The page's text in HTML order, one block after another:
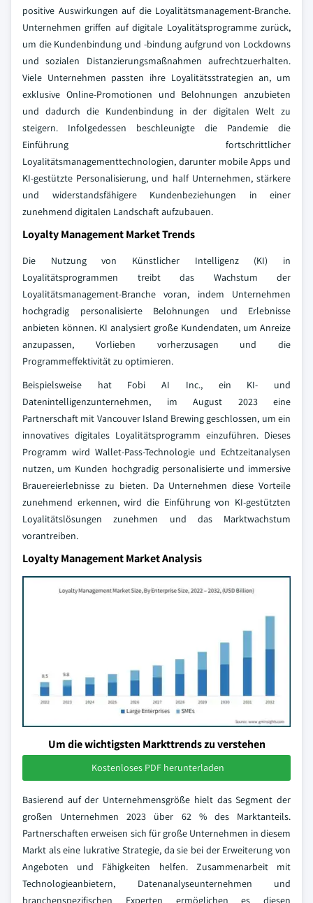
positive Auswirkungen auf die Loyalitätsmanagement-Branche.
Unternehmen griffen auf digitale Loyalitätsprogramme zurück,
um die Kundenbindung und -bindung aufgrund von Lockdowns
und sozialen Distanzierungsmaßnahmen aufrechtzuerhalten.
Viele Unternehmen passten ihre Loyalitätsstrategien an, um
exklusive Online-Promotionen und Belohnungen anzubieten
und dadurch die Kundenbindung in der digitalen Welt zu
steigern. Infolgedessen beschleunigte die Pandemie die
Einführung fortschrittlicher
Loyalitätsmanagementtechnologien, darunter mobile Apps und
KI-gestützte Personalisierung, und half Unternehmen, stärkere
und widerstandsfähigere Kundenbeziehungen in einer
zunehmend digitalen Landschaft aufzubauen.
Loyalty Management Market Trends
Die Nutzung von Künstlicher Intelligenz (KI) in
Loyalitätsprogrammen treibt das Wachstum der
Loyalitätsmanagement-Branche voran, indem Unternehmen
hochgradig personalisierte Belohnungen und Erlebnisse
anbieten können. KI analysiert große Kundendaten, um Anreize
anzupassen, Vorlieben vorherzusagen und die
Programmeffektivität zu optimieren.
Beispielsweise hat Fobi AI Inc., ein KI- und
Datenintelligenzunternehmen, im August 2023 eine
Partnerschaft mit Vancouver Island Brewing geschlossen, um ein
innovatives digitales Loyalitätsprogramm einzuführen. Dieses
Programm wird Wallet-Pass-Technologie und Echtzeitanalysen
nutzen, um Kunden hochgradig personalisierte und immersive
Brauereierlebnisse zu bieten. Da Unternehmen diese Vorteile
zunehmend erkennen, wird die Einführung von KI-gestützten
Loyalitätslösungen zunehmen und das Marktwachstum
vorantreiben.
Loyalty Management Market Analysis
Um die wichtigsten Markttrends zu verstehen
Kostenloses PDF herunterladen
Basierend auf der Unternehmensgröße hielt das Segment der
großen Unternehmen 2023 über 62 % des Marktanteils.
Partnerschaften erweisen sich für große Unternehmen in diesem
Markt als eine lukrative Strategie, da sie bei der Erweiterung von
Angeboten und Fähigkeiten helfen. Zusammenarbeit mit
Technologieanbietern, Datenanalyseunternehmen und
branchenspezifischen Experten ermöglichen es diesen